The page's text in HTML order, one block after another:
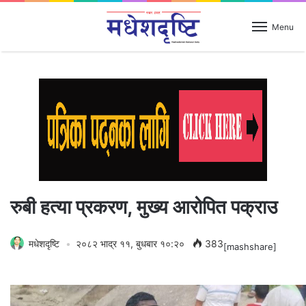
Menu
रुबी हत्या प्रकरण, मुख्य आरोपित पक्राउ
मधेशदृष्टि २०८२ भाद्र ११, बुधबार १०:२० 383[mashshare]